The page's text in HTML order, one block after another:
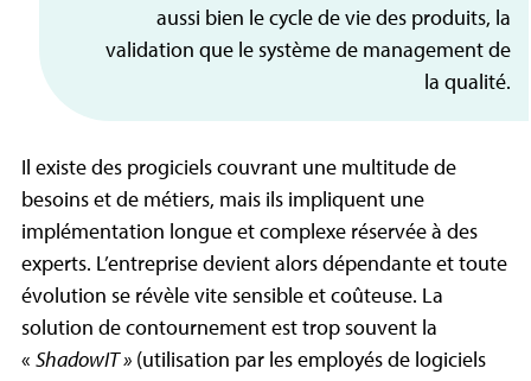
aussi bien le cycle de vie des produits, la
validation que le système de management de
la qualité.
Il existe des progiciels couvrant une multitude de
besoins et de métiers, mais ils impliquent une
implémentation longue et complexe réservée à des
experts. L’entreprise devient alors dépendante et toute
évolution se révèle vite sensible et coûteuse. La
solution de contournement est trop souvent la
« ShadowIT »(utilisation par les employés de logiciels